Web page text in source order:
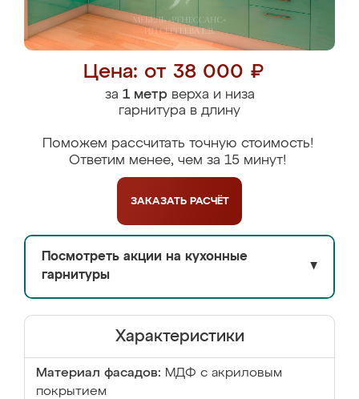
Цена: от 38 000 ₽
за 1 метрверха и низа
гарнитура в длину
Поможем рассчитать точную стоимость!
Ответим менее, чем за 15 минут!
ЗАКАЗАТЬ РАСЧЁТ
Посмотреть акции на кухонные
гарнитуры
▼
Характеристики
Материал фасадов: МДФ с акриловым
покрытием